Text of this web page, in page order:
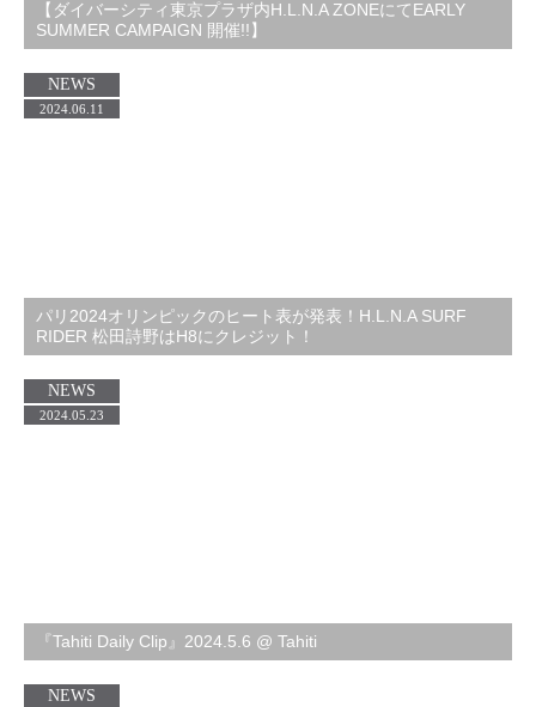
【ダイバーシティ東京プラザ内H.L.N.A ZONEにてEARLY
SUMMER CAMPAIGN 開催!!】
パリ2024オリンピックのヒート表が発表！H.L.N.A SURF
RIDER 松田詩野はH8にクレジット！
NEWS
2024.06.11
『Tahiti Daily Clip』2024.5.6 @ Tahiti
NEWS
2024.05.23
NEWS